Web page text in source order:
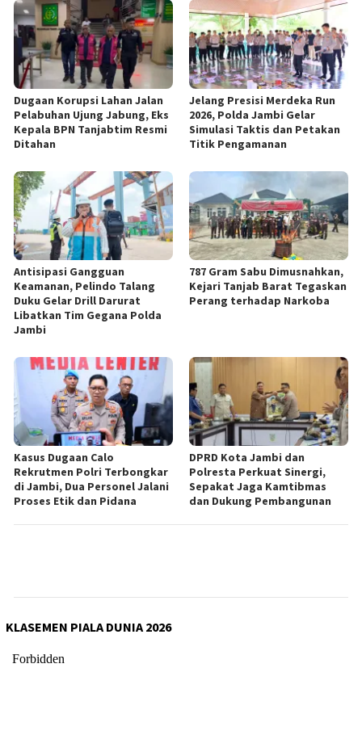
Dugaan Korupsi Lahan Jalan
Pelabuhan Ujung Jabung, Eks
Kepala BPN Tanjabtim Resmi
Ditahan
Jelang Presisi Merdeka Run
2026, Polda Jambi Gelar
Simulasi Taktis dan Petakan
Titik Pengamanan
Antisipasi Gangguan
Keamanan, Pelindo Talang
Duku Gelar Drill Darurat
Libatkan Tim Gegana Polda
Jambi
787 Gram Sabu Dimusnahkan,
Kejari Tanjab Barat Tegaskan
Perang terhadap Narkoba
Kasus Dugaan Calo
Rekrutmen Polri Terbongkar
di Jambi, Dua Personel Jalani
Proses Etik dan Pidana
DPRD Kota Jambi dan
Polresta Perkuat Sinergi,
Sepakat Jaga Kamtibmas
dan Dukung Pembangunan
KLASEMEN PIALA DUNIA 2026